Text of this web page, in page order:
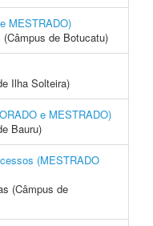
MESTRADO)
de Botucatu)
Ilha Solteira)
e MESTRADO)
Bauru)
(MESTRADO
(Câmpus de